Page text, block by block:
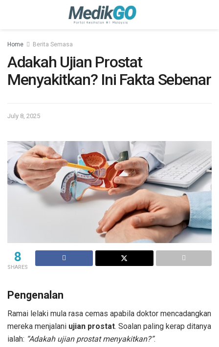
Home Berita Semasa
Adakah Ujian Prostat
Menyakitkan? Ini Fakta Sebenar
July 8, 2025
8
SHARES
Pengenalan
Ramai lelaki mula rasa cemas apabila doktor mencadangkan
mereka menjalani ujian prostat. Soalan paling kerap ditanya
ialah: “Adakah ujian prostat menyakitkan?”.